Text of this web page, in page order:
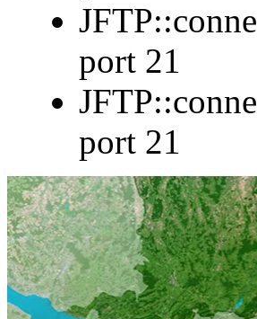
port 21
port 21